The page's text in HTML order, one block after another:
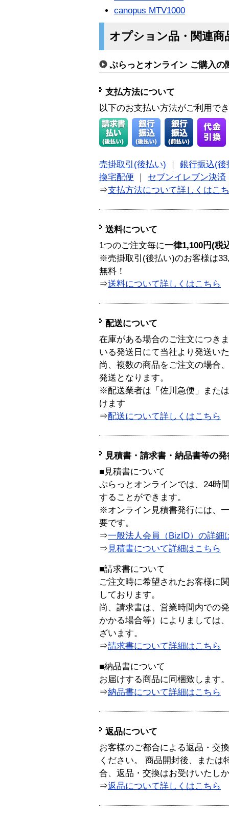
canopus MTV1000
オプション品・関連商
ぷらっとオンライン ご購入の
支払方法について
以下のお支払い方法がご利用で
売掛取引(後払い) ｜ 銀行振込(後
換宅配便 ｜ セブンイレブン決済
⇒支払方法について詳しくはこ
送料について
1つのご注文毎に一律1,100円(税
※売掛取引(後払い)のお客様は
無料！
⇒送料について詳しくはこちら
配送について
在庫がある場合のご注文につき
いる発送日にて当社より発送い
尚、複数の商品をご注文の場合
発送となります。
※配送業者は「佐川急便」また
けます
⇒配送について詳しくはこちら
見積書・請求書・納品書等の
■見積書について
ぷらっとオンラインでは、24時
することができます。
※オンライン見積書発行には、
要です。
⇒一般法人会員（BizID）の詳細
⇒ 見積書について詳細はこちら
■請求書について
ご注文時に希望されたお客様に
しております。
尚、請求書は、営業時間内での
かかる場合等）によりましては
ざいます。
⇒請求書について詳細はこちら
■納品書について
お届けする商品に同梱致します。
⇒納品書について詳細はこちら
返品について
お客様のご都合による返品・交
ください。 商品開封後、または
合、返品・交換はお受けいたし
⇒返品について詳しくはこちら